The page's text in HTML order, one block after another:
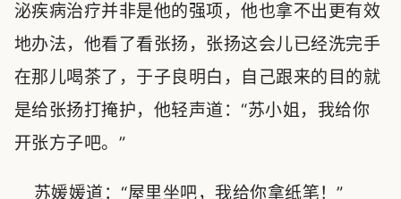
泌疾病治疗并非是他的强项，他也拿不出更有效
地办法，他看了看张扬，张扬这会儿已经洗完手
在那儿喝茶了，于子良明白，自己跟来的目的就
是给张扬打掩护，他轻声道：“苏小姐，我给你
开张方子吧。”
苏媛媛道：“屋里坐吧，我给你拿纸笔！”